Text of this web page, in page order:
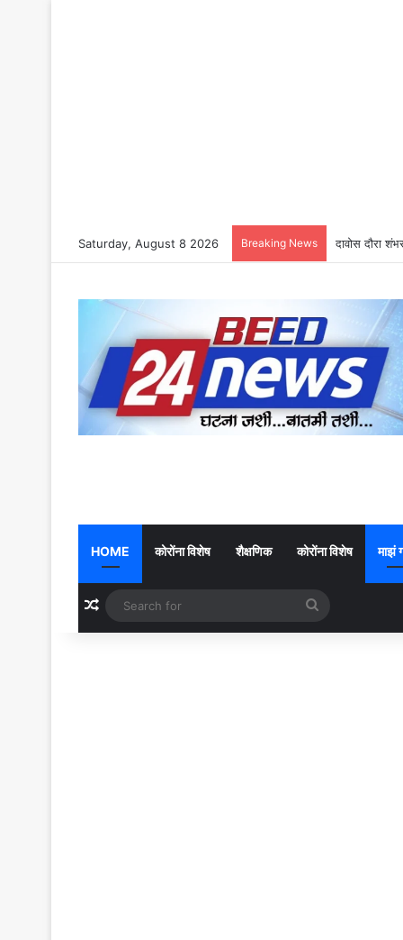
Saturday, August 8 2026 Breaking News दावोस दौरा
HOME कोरोंना विशेष शैक्षणिक कोरोंना विशेष माझं
Random Article
for